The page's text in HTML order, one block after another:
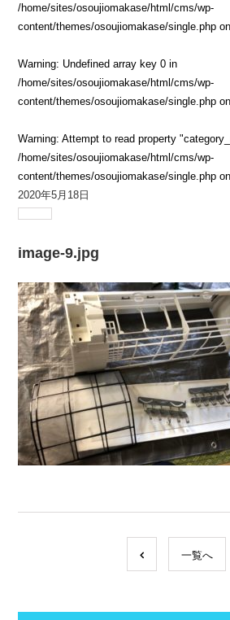
/home/sites/osoujiomakase/html/cms/wp-
content/themes/osoujiomakase/single.php
Warning: Undefined array key 0 in
/home/sites/osoujiomakase/html/cms/wp-
content/themes/osoujiomakase/single.php
Warning: Attempt to read property
/home/sites/osoujiomakase/html/cms/wp-
content/themes/osoujiomakase/single.php
2020年5月18日
image-9.jpg
一覧へ